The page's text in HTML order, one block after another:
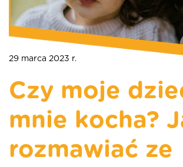
29 marca 2023 r.
Czy moje
mnie kocha?
rozmawiać ze